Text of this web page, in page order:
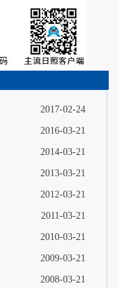
2017-02-24
2016-03-21
2014-03-21
2013-03-21
2012-03-21
2011-03-21
2010-03-21
2009-03-21
2008-03-21